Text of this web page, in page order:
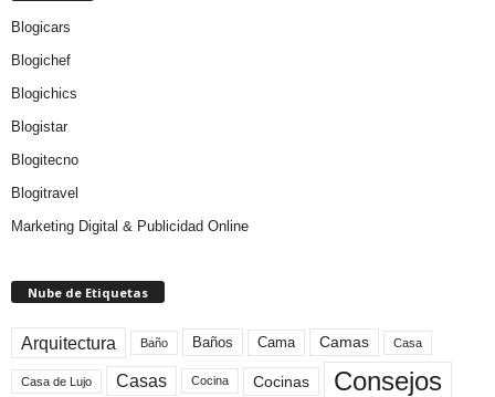
Blogicars
Blogichef
Blogichics
Blogistar
Blogitecno
Blogitravel
Marketing Digital & Publicidad Online
Nube de Etiquetas
Arquitectura Baño Baños Cama Camas Casa
Casa de Lujo Casas Cocina Cocinas Consejos